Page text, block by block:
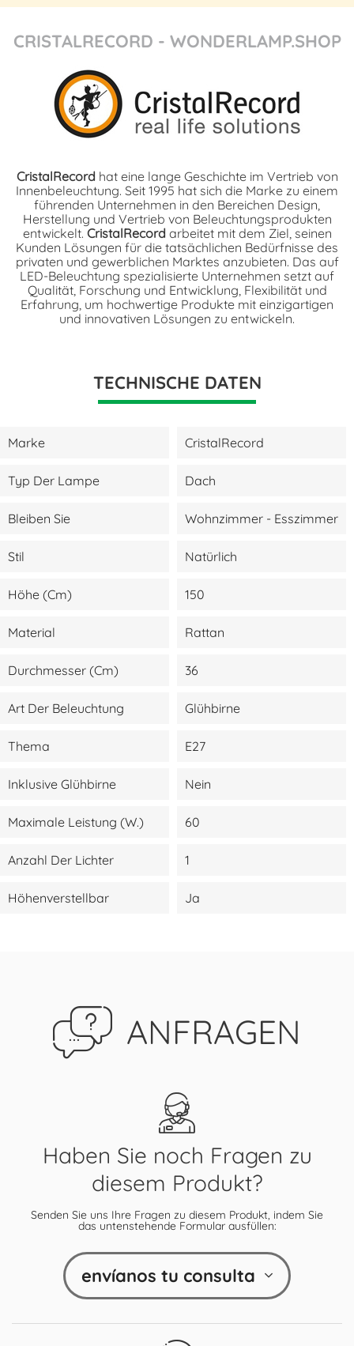
CRISTALRECORD - WONDERLAMP.SHOP
CristalRecord hat eine lange Geschichte im Vertrieb von
Innenbeleuchtung. Seit 1995 hat sich die Marke zu einem
führenden Unternehmen in den Bereichen Design,
Herstellung und Vertrieb von Beleuchtungsprodukten
entwickelt. CristalRecord arbeitet mit dem Ziel, seinen
Kunden Lösungen für die tatsächlichen Bedürfnisse des
privaten und gewerblichen Marktes anzubieten. Das auf
LED-Beleuchtung spezialisierte Unternehmen setzt auf
Qualität, Forschung und Entwicklung, Flexibilität und
Erfahrung, um hochwertige Produkte mit einzigartigen
und innovativen Lösungen zu entwickeln.
TECHNISCHE DATEN
Marke CristalRecord
Typ Der Lampe Dach
Bleiben Sie Wohnzimmer - Esszimmer
Stil Natürlich
Höhe (cm) 150
Material Rattan
Durchmesser (cm) 36
Art Der Beleuchtung Glühbirne
Thema E27
Inklusive Glühbirne Nein
Maximale Leistung (W.) 60
Anzahl Der Lichter 1
Höhenverstellbar Ja
ANFRAGEN
Haben Sie noch Fragen zu
diesem Produkt?
Senden Sie uns Ihre Fragen zu diesem Produkt, indem Sie
das untenstehende Formular ausfüllen:
envíanos tu consulta